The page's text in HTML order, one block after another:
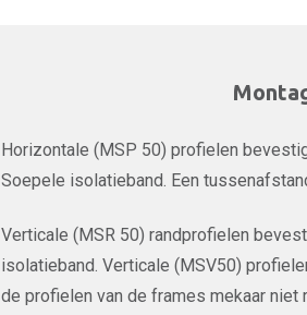
Horizontale (MSP 50) profielen
Soepele isolatieband. Een
Verticale (MSR 50) randprofielen
isolatieband. Verticale (MSV50)
de profielen van de frames mekaar